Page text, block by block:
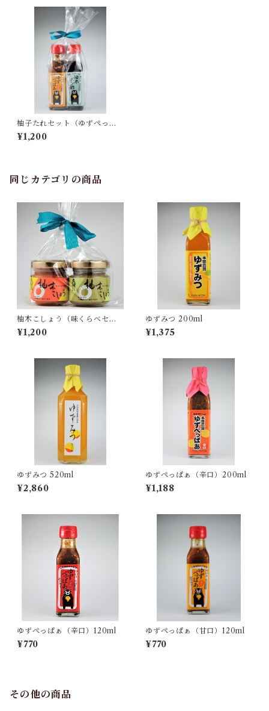
柚子たれセット（ゆずぺっぱ
ぁ甘口120ml×柚木ポン酢120
ml)
¥1,200
同じカテゴリの商品
柚木こしょう（味くらべセッ
ト）４０ｇ
¥1,200
ゆずみつ 200ml
¥1,375
ゆずみつ 520ml
¥2,860
ゆずぺっぱぁ（辛口）200ml
¥1,188
ゆずぺっぱぁ（辛口）120ml
¥770
ゆずぺっぱぁ（甘口）120ml
¥770
その他の商品